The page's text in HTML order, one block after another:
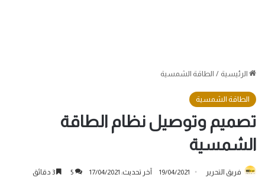
الرئيسية / الطاقة الشمسية
الطاقة الشمسية
تصميم وتوصيل نظام الطاقة
الشمسية
فريق التحرير 19/04/2021 آخر تحديث: 17/04/2021 5